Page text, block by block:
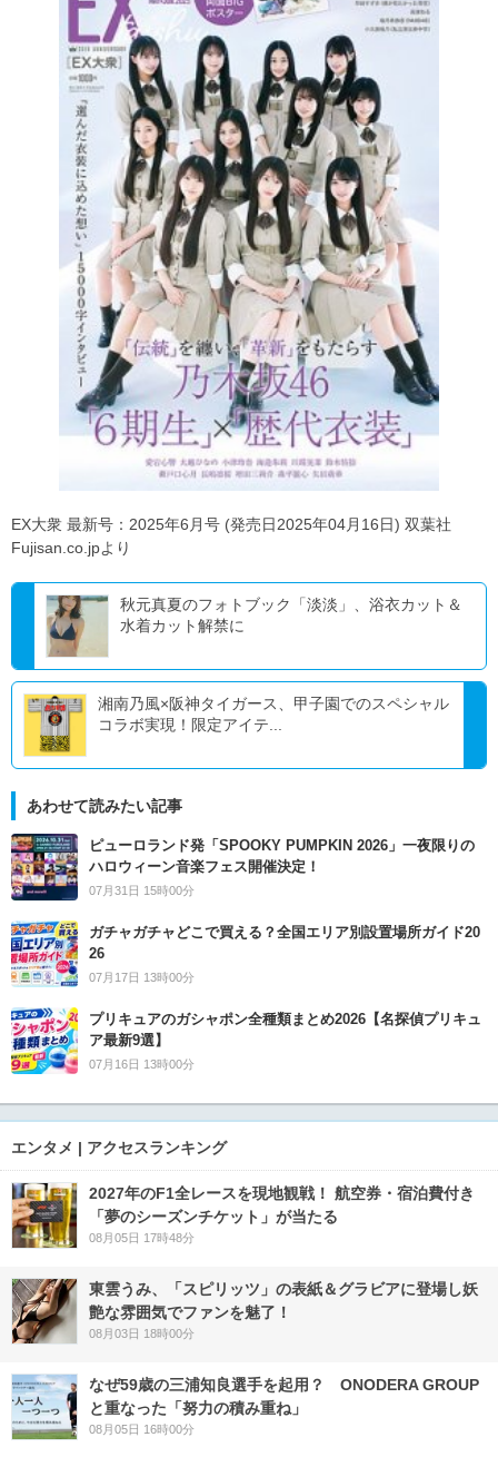
EX大衆 最新号：2025年6月号 (発売日2025年04月16日) 双葉社
Fujisan.co.jpより
秋元真夏のフォトブック「淡淡」、浴衣カット＆
水着カット解禁に
湘南乃風×阪神タイガース、甲子園でのスペシャル
コラボ実現！限定アイテ...
あわせて読みたい記事
ピューロランド発「SPOOKY PUMPKIN 2026」一夜限りの
ハロウィーン音楽フェス開催決定！
07月31日 15時00分
ガチャガチャどこで買える？全国エリア別設置場所ガイド20
26
07月17日 13時00分
プリキュアのガシャポン全種類まとめ2026【名探偵プリキュ
ア最新9選】
07月16日 13時00分
エンタメ | アクセスランキング
2027年のF1全レースを現地観戦！ 航空券・宿泊費付き
「夢のシーズンチケット」が当たる
08月05日 17時48分
東雲うみ、「スピリッツ」の表紙＆グラビアに登場し妖
艶な雰囲気でファンを魅了！
08月03日 18時00分
なぜ59歳の三浦知良選手を起用？ ONODERA GROUP
と重なった「努力の積み重ね」
08月05日 16時00分